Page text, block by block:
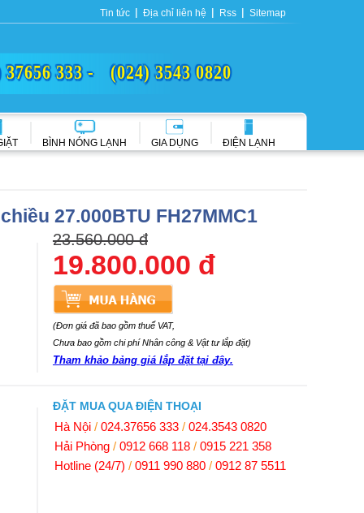
Tin tức Địa chỉ liên hệ Rss Sitemap
37656 333 - (024) 3543 0820
BÌNH NÓNG LẠNH GIA DỤNG ĐIỆN LẠNH
27.000BTU FH27MMC1
23.560.000 đ
19.800.000 đ
(Đơn giá đã bao gồm thuế VAT,
Chưa bao gồm chi phí Nhân công & Vật tư lắp đặt)
Tham khảo bảng giá lắp đặt tại đây.
ĐẶT MUA QUA ĐIỆN THOẠI
Hà Nội / 024.37656 333 / 024.3543 0820
Hải Phòng / 0912 668 118 / 0915 221 358
Hotline (24/7) / 0911 990 880 / 0912 87 5511